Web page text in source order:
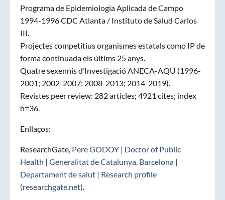
Programa de Epidemiologia Aplicada de Campo
1994-1996 CDC Atlanta / Instituto de Salud Carlos
III.
Projectes competitius organismes estatals como IP de
forma continuada els últims 25 anys.
Quatre sexennis d’Investigació ANECA-AQU (1996-
2001; 2002-2007; 2008-2013; 2014-2019).
Revistes peer review: 282 articles; 4921 cites; índex
h=36.
Enllaços:
ResearchGate, Pere GODOY | Doctor of Public
Health | Generalitat de Catalunya, Barcelona |
Departament de salut | Research profile
(researchgate.net).